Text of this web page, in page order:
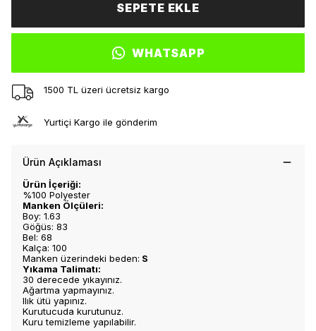
SEPETE EKLE
WHATSAPP
1500 TL üzeri ücretsiz kargo
Yurtiçi Kargo ile gönderim
Ürün Açıklaması
Ürün İçeriği:
%100 Polyester
Manken Ölçüleri:
Boy: 1.63
Göğüs: 83
Bel: 68
Kalça: 100
Manken üzerindeki beden: S
Yıkama Talimatı:
30 derecede yıkayınız.
Ağartma yapmayınız.
Ilık ütü yapınız.
Kurutucuda kurutunuz.
Kuru temizleme yapılabilir.